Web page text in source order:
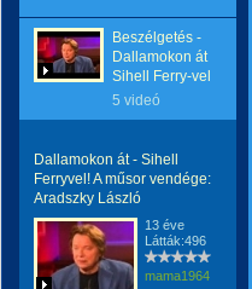
Beszélgetés -
Dallamokon át
Sihell Ferry-vel
5 videó
Dallamokon át - Sihell
Ferryvel! A műsor vendége:
Aradszky László
13 éve
Látták:496
mama1964